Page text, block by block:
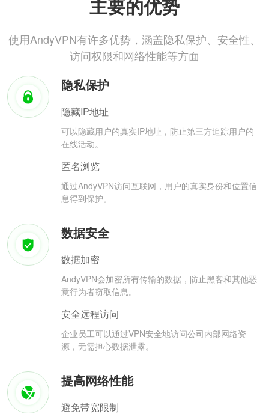
主要的优势
使用AndyVPN有许多优势，涵盖隐私保护、安全性、
访问权限和网络性能等方面
隐私保护
隐藏IP地址
可以隐藏用户的真实IP地址，防止第三方追踪用户的
在线活动。
匿名浏览
通过AndyVPN访问互联网，用户的真实身份和位置信
息得到保护。
数据安全
数据加密
AndyVPN会加密所有传输的数据，防止黑客和其他恶
意行为者窃取信息。
安全远程访问
企业员工可以通过VPN安全地访问公司内部网络资
源，无需担心数据泄露。
提高网络性能
避免带宽限制